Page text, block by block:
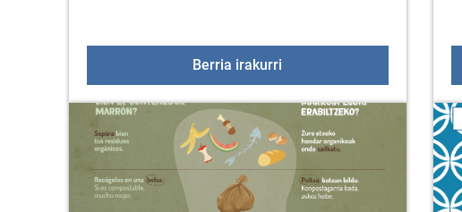
Berria irakurri Informazio-jardunaldia: